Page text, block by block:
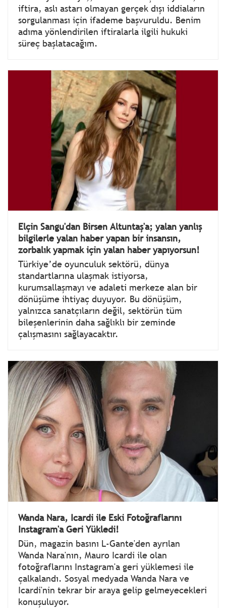
iftira, aslı astarı olmayan gerçek dışı iddiaların
sorgulanması için ifademe başvuruldu. Benim
adıma yönlendirilen iftiralarla ilgili hukuki
süreç başlatacağım.
Elçin Sangu'dan Birsen Altuntaş'a; yalan yanlış
bilgilerle yalan haber yapan bir insansın,
zorbalık yapmak için yalan haber yapıyorsun!
Türkiye’de oyunculuk sektörü, dünya
standartlarına ulaşmak istiyorsa,
kurumsallaşmayı ve adaleti merkeze alan bir
dönüşüme ihtiyaç duyuyor. Bu dönüşüm,
yalnızca sanatçıların değil, sektörün tüm
bileşenlerinin daha sağlıklı bir zeminde
çalışmasını sağlayacaktır.
Wanda Nara, Icardi ile Eski Fotoğraflarını
Instagram'a Geri Yükledi!
Dün, magazin basını L-Gante'den ayrılan
Wanda Nara'nın, Mauro Icardi ile olan
fotoğraflarını Instagram'a geri yüklemesi ile
çalkalandı. Sosyal medyada Wanda Nara ve
Icardi'nin tekrar bir araya gelip gelmeyecekleri
konuşuluyor.